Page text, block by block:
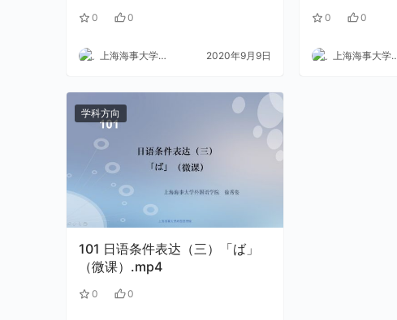
0 0
上海海事大学外语 2020年9月9日
0 0
上海海事大学外语
学科方向
101 日语条件表达（三）「ば」
（微课）.mp4
0 0